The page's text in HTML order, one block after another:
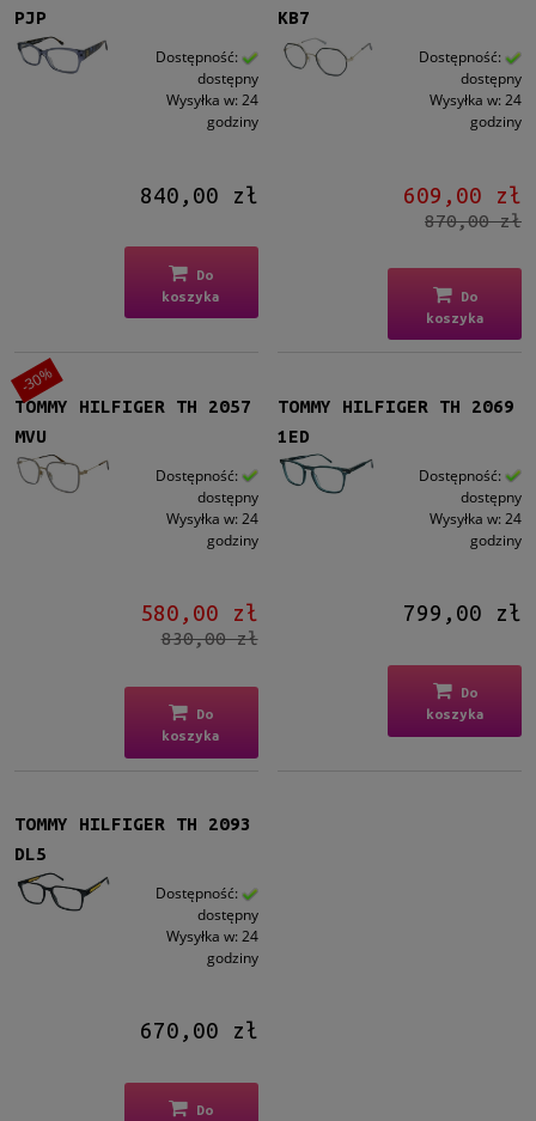
PJP
Dostępność:
dostępny
Wysyłka w: 24
godziny
840,00 zł
Do
koszyka
KB7
Dostępność:
dostępny
Wysyłka w: 24
godziny
609,00 zł
870,00 zł
Do
koszyka
TOMMY HILFIGER TH 2057
MVU
Dostępność:
dostępny
Wysyłka w: 24
godziny
580,00 zł
830,00 zł
Do
koszyka
-30%
TOMMY HILFIGER TH 2069
1ED
Dostępność:
dostępny
Wysyłka w: 24
godziny
799,00 zł
Do
koszyka
TOMMY HILFIGER TH 2093
DL5
Dostępność:
dostępny
Wysyłka w: 24
godziny
670,00 zł
Do